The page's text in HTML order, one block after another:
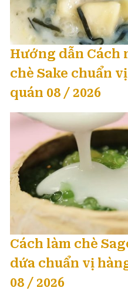
Hướng dẫn Cách
chè Sake chuẩn
quán 08 / 2026
Cách làm chè
dứa chuẩn vị
08 / 2026